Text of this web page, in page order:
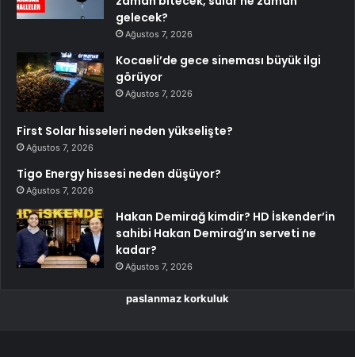
gelecek?
Ağustos 7, 2026
Kocaeli’de gece sineması büyük ilgi
görüyor
Ağustos 7, 2026
First Solar hisseleri neden yükselişte?
Ağustos 7, 2026
Tigo Energy hissesi neden düşüyor?
Ağustos 7, 2026
Hakan Demirağ kimdir? HD İskender’in
sahibi Hakan Demirağ’ın serveti ne
kadar?
Ağustos 7, 2026
paslanmaz korkuluk